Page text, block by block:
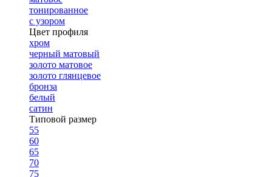
тонированное
с узором
Цвет профиля
хром
черный матовый
золото матовое
золото глянцевое
бронза
белый
сатин
Типовой размер
55
60
65
70
75